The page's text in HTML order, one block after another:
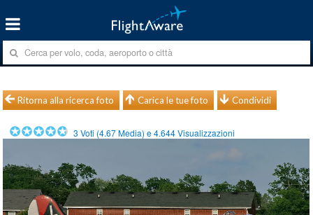
Ritorna alla ricerca foto Carica le tue foto Condividi
3 Voti (4.67Media) e4.644Visualizzazioni